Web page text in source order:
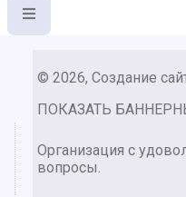
© 2026, Создание
ПОКАЗАТЬ
Организация с
вопросы.